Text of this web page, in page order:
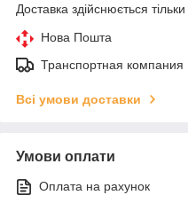
Доставка здійснюється
Нова Пошта
Транспортная компания
Всі умови доставки
Умови оплати
Оплата на рахунок